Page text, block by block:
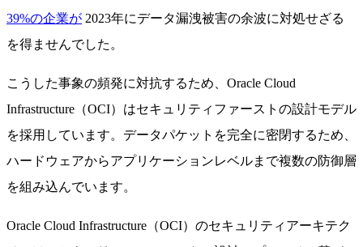
39%の企業が 2023年にデータ漏洩被害の余波に対処せざる
を得ませんでした。
こうした事象の頻発に対抗するため、Oracle Cloud
Infrastructure（OCI）はセキュリティファーストの設計モデル
を採用しています。データパケットを完全に密閉するため、
ハードウェアからアプリケーションレベルまで複数の防御層
を組み込んでいます。
Oracle Cloud Infrastructure（OCI）のセキュリティアーキテク